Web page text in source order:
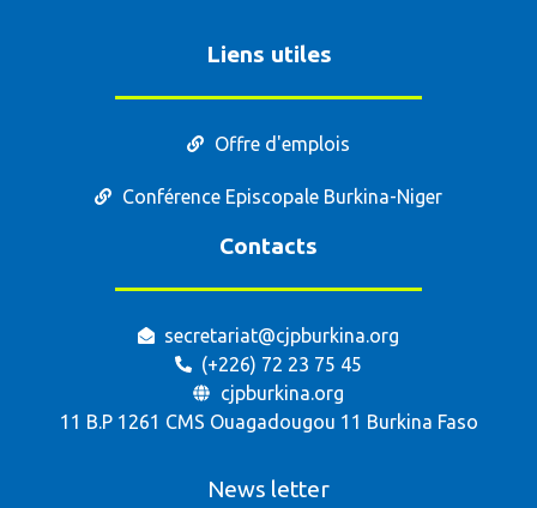
Liens utiles
Offre d'emplois
Conférence Episcopale Burkina-Niger
Contacts
secretariat@cjpburkina.org
(+226) 72 23 75 45
cjpburkina.org
11 B.P 1261 CMS Ouagadougou 11 Burkina Faso
News letter